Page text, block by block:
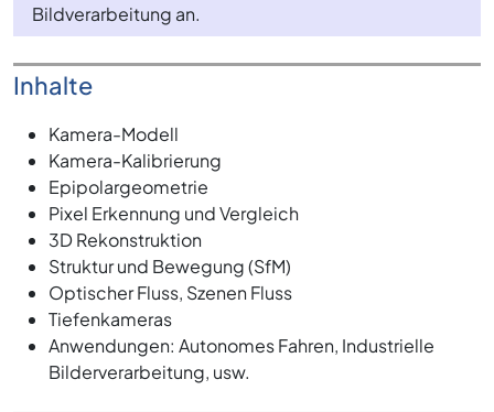
Bildverarbeitung an.
Inhalte
Kamera-Modell
Kamera-Kalibrierung
Epipolargeometrie
Pixel Erkennung und Vergleich
3D Rekonstruktion
Struktur und Bewegung (SfM)
Optischer Fluss, Szenen Fluss
Tiefenkameras
Anwendungen: Autonomes Fahren, Industrielle
Bilderverarbeitung, usw.